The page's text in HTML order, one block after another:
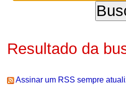
Resultado da
Assinar um RSS sempre